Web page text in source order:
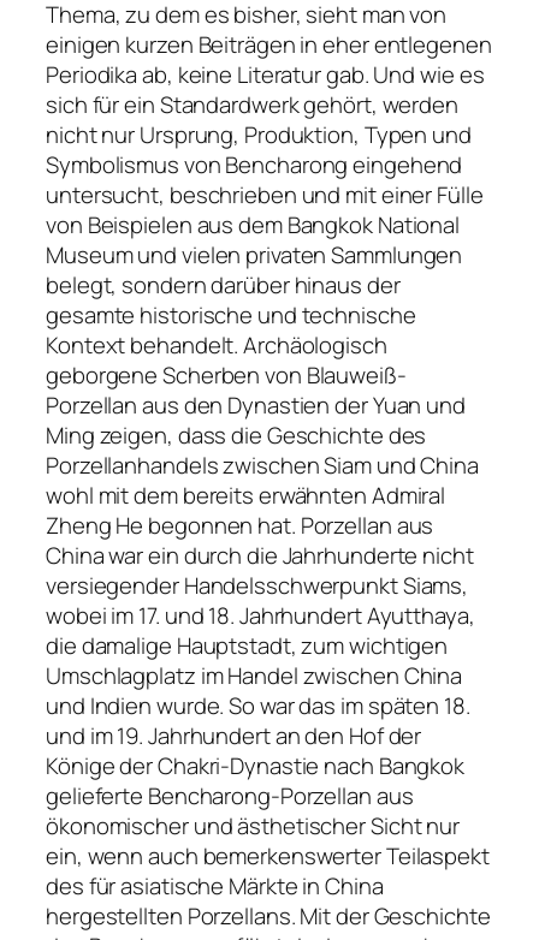
Thema, zu dem es bisher, sieht man von
einigen kurzen Beiträgen in eher entlegenen
Periodika ab, keine Literatur gab. Und wie es
sich für ein Standardwerk gehört, werden
nicht nur Ursprung, Produktion, Typen und
Symbolismus von Bencharong eingehend
untersucht, beschrieben und mit einer Fülle
von Beispielen aus dem Bangkok National
Museum und vielen privaten Sammlungen
belegt, sondern darüber hinaus der
gesamte historische und technische
Kontext behandelt. Archäologisch
geborgene Scherben von Blauweiß-
Porzellan aus den Dynastien der Yuan und
Ming zeigen, dass die Geschichte des
Porzellanhandels zwischen Siam und China
wohl mit dem bereits erwähnten Admiral
Zheng He begonnen hat. Porzellan aus
China war ein durch die Jahrhunderte nicht
versiegender Handelsschwerpunkt Siams,
wobei im 17. und 18. Jahrhundert Ayutthaya,
die damalige Hauptstadt, zum wichtigen
Umschlagplatz im Handel zwischen China
und Indien wurde. So war das im späten 18.
und im 19. Jahrhundert an den Hof der
Könige der Chakri-Dynastie nach Bangkok
gelieferte Bencharong-Porzellan aus
ökonomischer und ästhetischer Sicht nur
ein, wenn auch bemerkenswerter Teilaspekt
des für asiatische Märkte in China
hergestellten Porzellans. Mit der Geschichte